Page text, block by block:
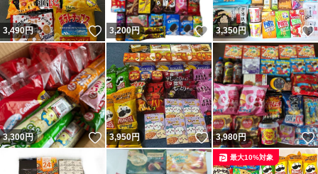
3,490円 いいね！
3,200円 いいね！
3,350円
3,300円 いいね！
3,950円 いいね！
3,980円
最大10%対象